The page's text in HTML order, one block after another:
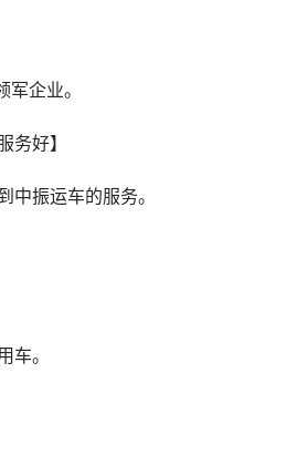
企业。
振运车的服务。
。